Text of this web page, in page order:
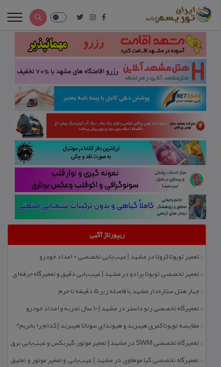
ریپورتاژ آگهی
:: تعمیر تویوتا كرولا در مشهد | عیب‌یابی تخصصی + امداد خودرو
:: تعمیر تخصصی تویوتا پرادو در مشهد | عیب‌یابی دقیق و تعمیرگاه حرفه‌ای
::چهار هتل‌ ستاره‌دار مشهد با فاصله زیر 5 دقیقه تا حرم
:: تعمیرگاه تخصصی رنو داستر در مشهد | ۱۰ سال تجربه و امداد خودرو
:: مقایسه تویوتا كمری هیبرید و هیوندای سوناتا هیبرید | كدام را بخریم؟
:: تعمیرگاه تخصصی SWM در مشهد | تعمیر موتور، گیربكس و عیب‌یابی برق
:: تعمیرگاه تخصصی كیا موهاوی در مشهد | عیب‌یابی و تعمیر موتور و تعلیق